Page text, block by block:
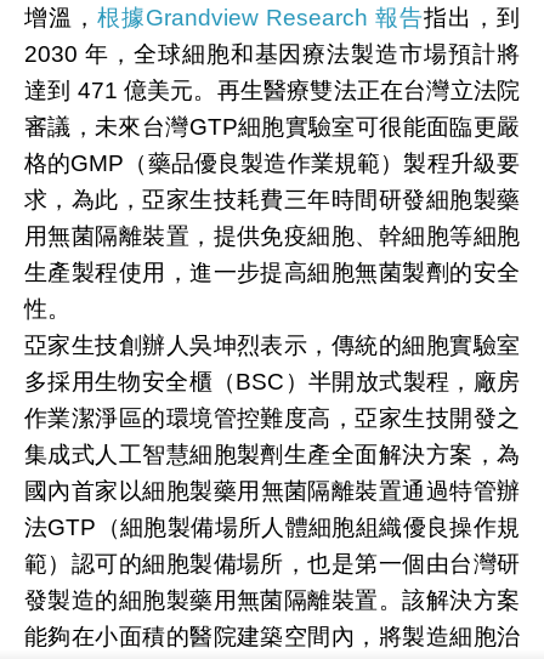
增溫， 根據Grandview Research 報告指出，到
2030 年，全球細胞和基因療法製造市場預計將
達到 471 億美元。再生醫療雙法正在台灣立法院
審議，未來台灣GTP細胞實驗室可很能面臨更嚴
格的GMP（藥品優良製造作業規範）製程升級要
求，為此，亞家生技耗費三年時間研發細胞製藥
用無菌隔離裝置，提供免疫細胞、幹細胞等細胞
生產製程使用，進一步提高細胞無菌製劑的安全
性。
亞家生技創辦人吳坤烈表示，傳統的細胞實驗室
多採用生物安全櫃（BSC）半開放式製程，廠房
作業潔淨區的環境管控難度高，亞家生技開發之
集成式人工智慧細胞製劑生產全面解決方案， 為
國內首家以細胞製藥用無菌隔離裝置通過特管辦
法GTP（細胞製備場所人體細胞組織優良操作規
範）認可的細胞製備場所 ，也是第一個由台灣研
發製造的細胞製藥用無菌隔離裝置。該解決方案
能夠在小面積的醫院建築空間內，將製造細胞治